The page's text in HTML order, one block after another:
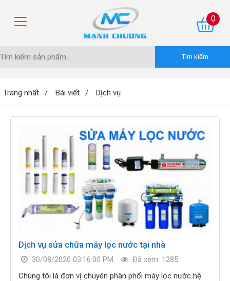
0
Trang nhất Bài viết Dịch vụ
Dịch vụ sửa chữa máy lọc nước tại nhà
30/08/2020 03:16:00 PM
Đã xem: 1285
Chúng tôi là đơn vị chuyên phân phối máy lọc nước hệ